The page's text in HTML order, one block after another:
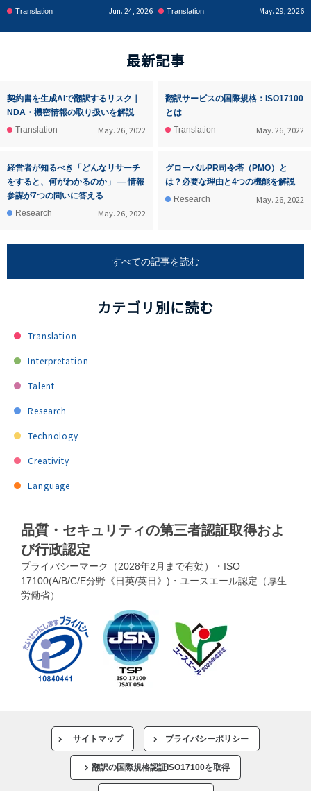
Translation Jun. 24, 2026 Translation May. 29, 2026
最新記事
契約書を生成AIで翻訳するリスク｜
NDA・機密情報の取り扱いを解説
Translation
May. 26, 2022
翻訳サービスの国際規格：ISO17100
とは
Translation
May. 26, 2022
経営者が知るべき「どんなリサーチ
をすると、何がわかるのか」 ― 情報
参謀が7つの問いに答える
Research
May. 26, 2022
グローバルPR司令塔（PMO）と
は？必要な理由と4つの機能を解説
Research
May. 26, 2022
すべての記事を読む
カテゴリ別に読む
Translation
Interpretation
Talent
Research
Technology
Creativity
Language
品質・セキュリティの第三者認証取得およ
び行政認定
プライバシーマーク（2028年2月まで有効）・ISO
17100(A/B/C/E分野《日英/英日》)・ユースエール認定（厚生
労働省）
サイトマップ プライバシーポリシー
翻訳の国際規格認証ISO17100を取得